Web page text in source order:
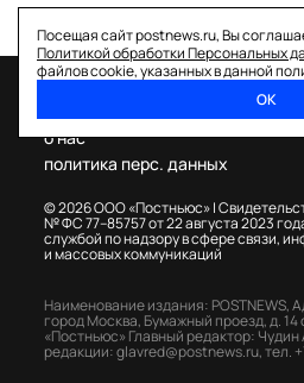
Посещая сайт postnews.ru, Вы
Политикой обработки Персональных
файлов cookie, указанных в данной
ОК
© 2026 ООО «Постньюс» |
№ ФС 77–85757 от 22 августа 2023
службой по надзору в сфере связи,
и массовых коммуникаций
о нас
политика перс. данных
Наименование издания: POSTNEWS,
город Москва, Бумажный проезд, д. 14
«Постньюс» Главный редактор: Чудин
редакции:glavred@postnews.ru,тел.